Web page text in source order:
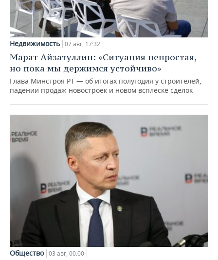
Недвижимость 07 авг, 17:32
Марат Айзатуллин: «Ситуация непростая,
но пока мы держимся устойчиво»
Глава Минстроя РТ — об итогах полугодия у строителей,
падении продаж новостроек и новом всплеске сделок
Общество 03 авг, 00:00